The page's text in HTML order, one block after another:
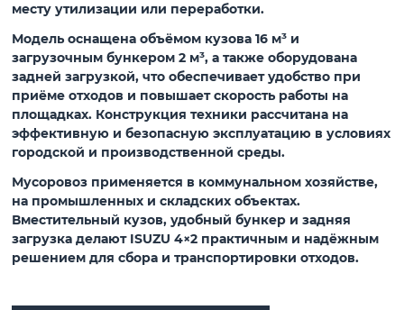
месту утилизации или переработки.
Модель оснащена объёмом кузова 16 м³и
загрузочным бункером 2 м³, а также оборудована
задней загрузкой, что обеспечивает удобство при
приёме отходов и повышает скорость работы на
площадках. Конструкция техники рассчитана на
эффективную и безопасную эксплуатацию в условиях
городской и производственной среды.
Мусоровоз применяется в коммунальном хозяйстве,
на промышленных и складских объектах.
Вместительный кузов, удобный бункер и задняя
загрузка делают ISUZU 4×2практичным и надёжным
решением для сбора и транспортировки отходов.